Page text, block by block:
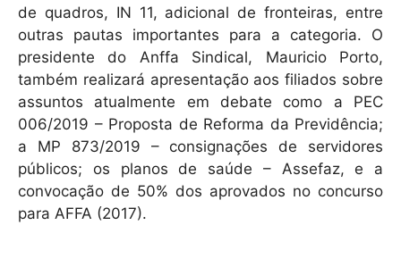
de quadros, IN 11, adicional de fronteiras, entre
outras pautas importantes para a categoria. O
presidente do Anffa Sindical, Mauricio Porto,
também realizará apresentação aos filiados sobre
assuntos atualmente em debate como a PEC
006/2019 – Proposta de Reforma da Previdência;
a MP 873/2019 – consignações de servidores
públicos; os planos de saúde – Assefaz, e a
convocação de 50% dos aprovados no concurso
para AFFA (2017).